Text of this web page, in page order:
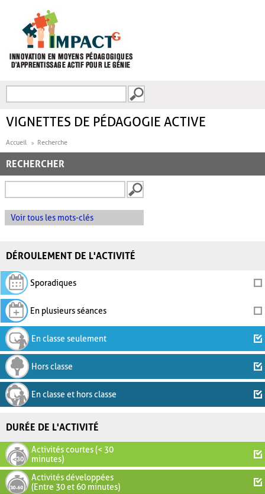
FORMULAIRE DE
VIGNETTES DE PÉDAGOGIE ACTIVE
Accueil Recherche
RECHERCHER
Voir tous les mots-clés
DÉROULEMENT DE L'ACTIVITÉ
Sporadiques
En plusieurs séances
En classe seulement
Hors classe
En classe et hors classe
DURÉE DE L'ACTIVITÉ
Activités courtes (< 30
minutes)
Activités développées
(Entre 30 et 60 minutes)